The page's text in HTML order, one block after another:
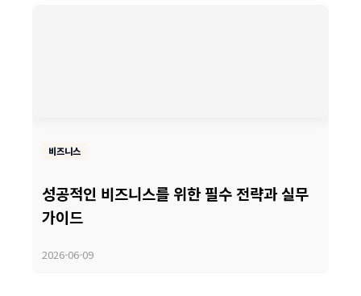
비즈니스
성공적인 비즈니스를 위한 필수 전략과 실무
가이드
2026-06-09